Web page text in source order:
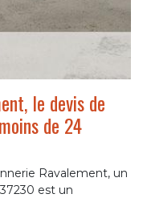
le devis de
de 24
Ravalement, un
est un